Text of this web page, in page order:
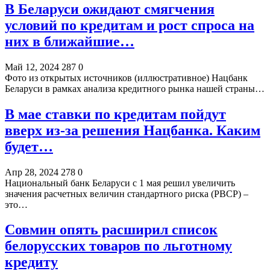
В Беларуси ожидают смягчения
условий по кредитам и рост спроса на
них в ближайшие…
Май 12, 2024 287 0
Фото из открытых источников (иллюстративное) Нацбанк
Беларуси в рамках анализа кредитного рынка нашей страны…
В мае ставки по кредитам пойдут
вверх из-за решения Нацбанка. Каким
будет…
Апр 28, 2024 278 0
Национальный банк Беларуси с 1 мая решил увеличить
значения расчетных величин стандартного риска (РВСР) –
это…
Совмин опять расширил список
белорусских товаров по льготному
кредиту